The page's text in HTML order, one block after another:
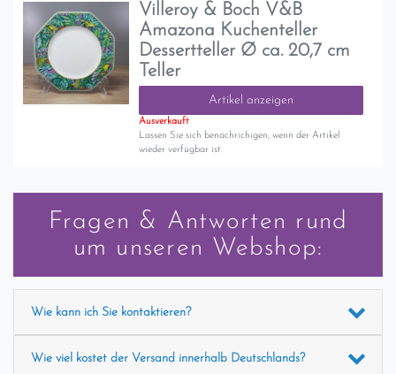
Villeroy & Boch V&B
Amazona Kuchenteller
Dessertteller Ø ca. 20,7 cm
Teller
Artikel anzeigen
Ausverkauft
Lassen Sie sich benachrichigen, wenn der Artikel
wieder verfügbar ist.
Fragen & Antworten rund
um unseren Webshop:
Wie kann ich Sie kontaktieren?
Wie viel kostet der Versand innerhalb Deutschlands?